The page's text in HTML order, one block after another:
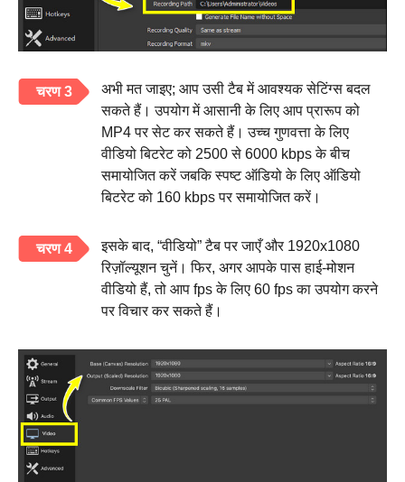
चरण 3
अभी मत जाइए; आप उसी टैब में आवश्यक सेटिंग्स बदल
सकते हैं। उपयोग में आसानी के लिए आप प्रारूप को
MP4 पर सेट कर सकते हैं। उच्च गुणवत्ता के लिए
वीडियो बिटरेट को 2500 से 6000 kbps के बीच
समायोजित करें जबकि स्पष्ट ऑडियो के लिए ऑडियो
बिटरेट को 160 kbps पर समायोजित करें।
चरण 4
इसके बाद, “वीडियो” टैब पर जाएँ और 1920x1080
रिज़ॉल्यूशन चुनें। फिर, अगर आपके पास हाई-मोशन
वीडियो हैं, तो आप fps के लिए 60 fps का उपयोग करने
पर विचार कर सकते हैं।